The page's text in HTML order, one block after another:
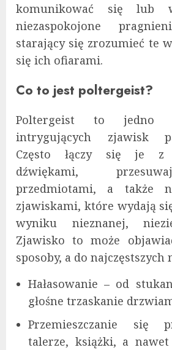
komunikować się lub
niezaspokojone
starający się zrozumieć te
się ich ofiarami.
Co to jest poltergeist?
Poltergeist to jedno
intrygujących zjawisk
Często łączy się je z
dźwiękami,
przedmiotami, a także
zjawiskami, które wydają
wyniku nieznanej,
Zjawisko to może
sposoby, a do najczęstszych
Hałasowanie – od
głośne trzaskanie
Przemieszczanie się
talerze, książki, a